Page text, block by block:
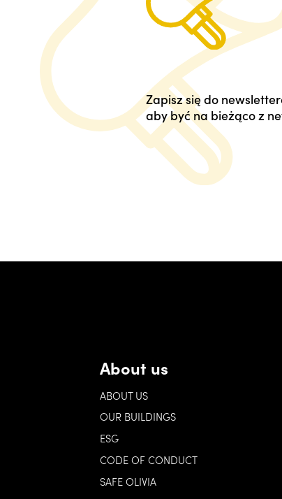
Zapisz się do
aby być na bieżąco z
About us
ABOUT US
OUR BUILDINGS
ESG
CODE OF CONDUCT
SAFE OLIVIA